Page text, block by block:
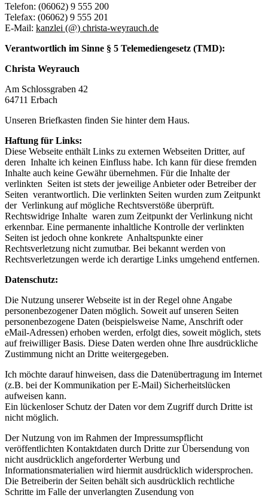
Telefon: (06062) 9 555 200
Telefax: (06062) 9 555 201
E-Mail: kanzlei (@) christa-weyrauch.de
Verantwortlich im Sinne § 5 Telemediengesetz (TMD):
Christa Weyrauch
Am Schlossgraben 42
64711 Erbach
Unseren Briefkasten finden Sie hinter dem Haus.
Haftung für Links:
Diese Webseite enthält Links zu externen Webseiten Dritter, auf
deren Inhalte ich keinen Einfluss habe. Ich kann für diese fremden
Inhalte auch keine Gewähr übernehmen. Für die Inhalte der
verlinkten Seiten ist stets der jeweilige Anbieter oder Betreiber der
Seiten verantwortlich. Die verlinkten Seiten wurden zum Zeitpunkt
der Verlinkung auf mögliche Rechtsverstöße überprüft.
Rechtswidrige Inhalte waren zum Zeitpunkt der Verlinkung nicht
erkennbar. Eine permanente inhaltliche Kontrolle der verlinkten
Seiten ist jedoch ohne konkrete Anhaltspunkte einer
Rechtsverletzung nicht zumutbar. Bei bekannt werden von
Rechtsverletzungen werde ich derartige Links umgehend entfernen.
Datenschutz:
Die Nutzung unserer Webseite ist in der Regel ohne Angabe
personenbezogener Daten möglich. Soweit auf unseren Seiten
personenbezogene Daten (beispielsweise Name, Anschrift oder
eMail-Adressen) erhoben werden, erfolgt dies, soweit möglich, stets
auf freiwilliger Basis. Diese Daten werden ohne Ihre ausdrückliche
Zustimmung nicht an Dritte weitergegeben.
Ich möchte darauf hinweisen, dass die Datenübertragung im Internet
(z.B. bei der Kommunikation per E-Mail) Sicherheitslücken
aufweisen kann.
Ein lückenloser Schutz der Daten vor dem Zugriff durch Dritte ist
nicht möglich.
Der Nutzung von im Rahmen der Impressumspflicht
veröffentlichten Kontaktdaten durch Dritte zur Übersendung von
nicht ausdrücklich angeforderter Werbung und
Informationsmaterialien wird hiermit ausdrücklich widersprochen.
Die Betreiberin der Seiten behält sich ausdrücklich rechtliche
Schritte im Falle der unverlangten Zusendung von